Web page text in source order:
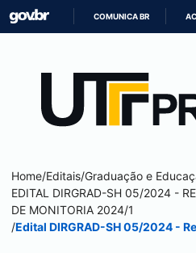
COMUNICA BR
Home/Editais/Graduação e
EDITAL DIRGRAD-SH 05/2024 -
DE MONITORIA 2024/1
/Edital DIRGRAD-SH 05/2024 -